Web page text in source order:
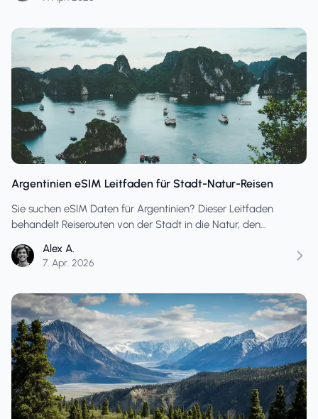
Argentinien eSIM Leitfaden für Stadt-Natur-Reisen
Sie suchen eSIM Daten für Argentinien? Dieser Leitfaden
behandelt Reiserouten von der Stadt in die Natur, den
Transfertage im Vergleich zu ruhigen Besichtigungstagen.
Alex A.
7. Apr. 2026